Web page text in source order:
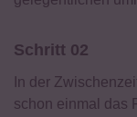
Schritt 02
In der
schon einmal das